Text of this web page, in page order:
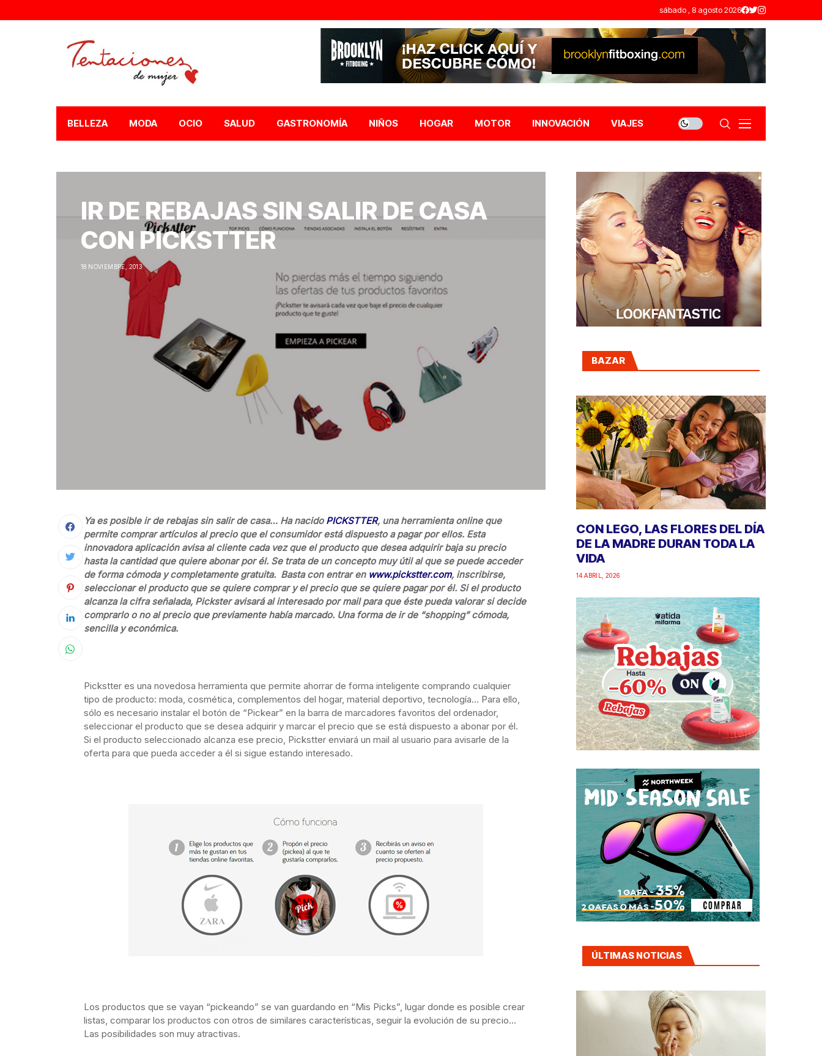
sábado , 8 agosto 2026
BELLEZA MODA OCIO SALUD GASTRONOMÍA NIÑOS HOGAR MOTOR INNOVACIÓN VIAJES
IR DE REBAJAS SIN SALIR DE CASA
CON PICKSTTER
18 NOVIEMBRE, 2013
Ya es posible ir de rebajas sin salir de casa… Ha nacido PICKSTTER, una herramienta online que
permite comprar artículos al precio que el consumidor está dispuesto a pagar por ellos. Esta
innovadora aplicación avisa al cliente cada vez que el producto que desea adquirir baja su precio
hasta la cantidad que quiere abonar por él. Se trata de un concepto muy útil al que se puede acceder
de forma cómoda y completamente gratuita. Basta con entrar en www.pickstter.com, inscribirse,
seleccionar el producto que se quiere comprar y el precio que se quiere pagar por él. Si el producto
alcanza la cifra señalada, Pickster avisará al interesado por mail para que éste pueda valorar si decide
comprarlo o no al precio que previamente había marcado. Una forma de ir de “shopping” cómoda,
sencilla y económica.
Pickstter es una novedosa herramienta que permite ahorrar de forma inteligente comprando cualquier
tipo de producto: moda, cosmética, complementos del hogar, material deportivo, tecnología… Para ello,
sólo es necesario instalar el botón de “Pickear” en la barra de marcadores favoritos del ordenador,
seleccionar el producto que se desea adquirir y marcar el precio que se está dispuesto a abonar por él.
Si el producto seleccionado alcanza ese precio, Pickstter enviará un mail al usuario para avisarle de la
oferta para que pueda acceder a él si sigue estando interesado.
Los productos que se vayan “pickeando” se van guardando en “Mis Picks”, lugar donde es posible crear
listas, comparar los productos con otros de similares características, seguir la evolución de su precio…
Las posibilidades son muy atractivas.
BAZAR
CON LEGO, LAS FLORES DEL DÍA
DE LA MADRE DURAN TODA LA
VIDA
14 ABRIL, 2026
ÚLTIMAS NOTICIAS